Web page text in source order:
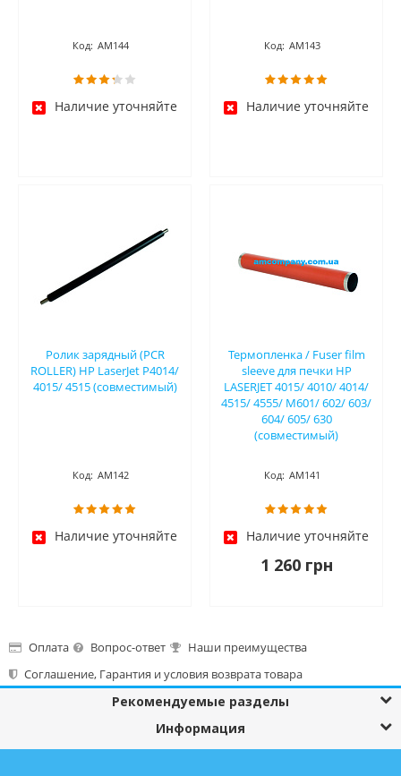
Код: АМ144
Наличие уточняйте
Код: АМ143
Наличие уточняйте
Ролик зарядный (PCR
ROLLER) HP LaserJet P4014/
4015/ 4515 (совместимый)
Код: АМ142
Наличие уточняйте
Термопленка / Fuser film
sleeve для печки HP
LASERJET 4015/ 4010/ 4014/
4515/ 4555/ M601/ 602/ 603/
604/ 605/ 630
(совместимый)
Код: АМ141
Наличие уточняйте
1 260 грн
Оплата Вопрос-ответ
Наши преимущества
Соглашение, Гарантия и условия возврата товара⁠
Рекомендуемые разделы
Информация